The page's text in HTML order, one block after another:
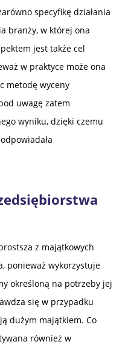
specyfikę działania
branży, w której ona
jest także cel
w praktyce może ona
metodę wyceny
uwagę zatem
wyniku, dzięki czemu
z majątkowych
ponieważ wykorzystuje
określoną na potrzeby jej
się w przypadku
dużym majątkiem. Co
również w